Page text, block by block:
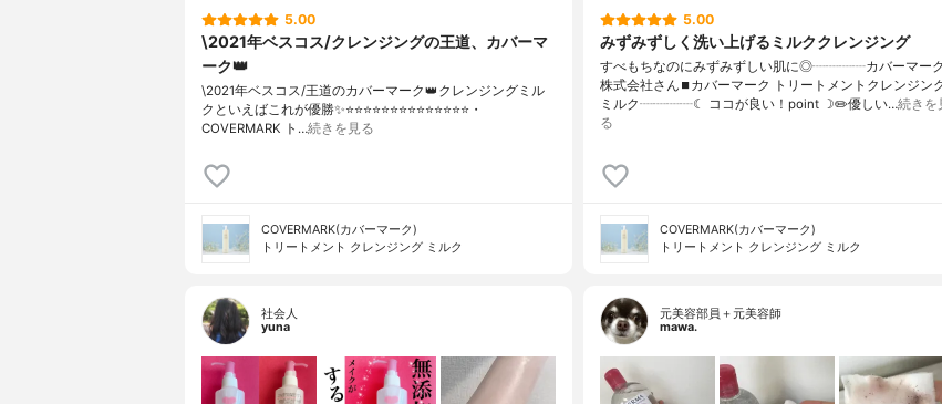
5.00
\2021年ベスコス/クレンジングの王道、カバーマ
ーク👑
\2021年ベスコス/王道のカバーマーク👑クレンジングミル
クといえばこれが優勝✨⭐️⭐️⭐️⭐️⭐️⭐️⭐️⭐️⭐️⭐️⭐️⭐️⭐️⭐️・
COVERMARK ト…続きを見る
COVERMARK(カバーマーク)
トリートメント クレンジング ミルク
5.00
みずみずしく洗い上げるミルククレンジング
すべもちなのにみずみずしい肌に◎┈┈┈┈カバーマーク
株式会社さん⏹カバーマーク トリートメントクレンジン
ミルク┈┈┈┈☾ ココが良い！point ☽✏️優しい…続きを
る
COVERMARK(カバーマーク)
トリートメント クレンジング ミルク
社会人
yuna
元美容部員＋元美容師
mawa.